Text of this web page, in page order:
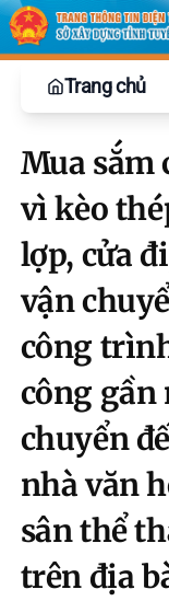
Trang chủ
Mua sắm
vì kèo
lợp, cửa
vận
công
công gần
chuyển
nhà văn
sân thể
trên địa